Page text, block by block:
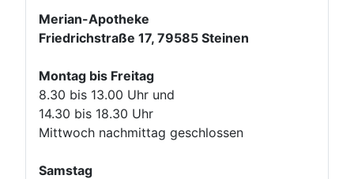
Merian-Apotheke
Friedrichstraße 17, 79585 Steinen
Montag bis Freitag
8.30 bis 13.00 Uhr und
14.30 bis 18.30 Uhr
Mittwoch nachmittag geschlossen
Samstag